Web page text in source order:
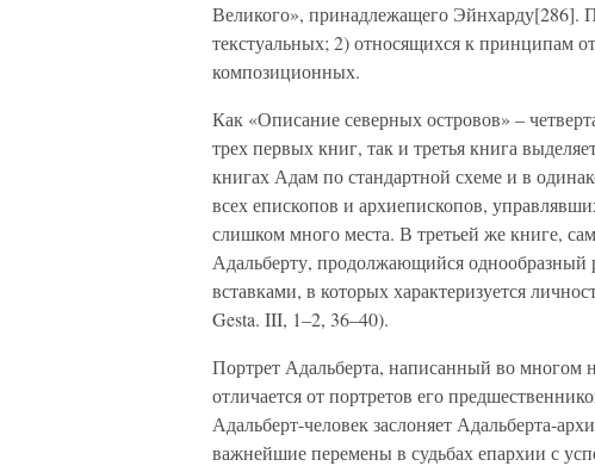
Великого», принадлежащего Эйнхарду[286].
текстуальных; 2) относящихся к принципам
композиционных.
Как «Описание северных островов» –
трех первых книг, так и третья книга
книгах Адам по стандартной схеме и в
всех епископов и архиепископов,
слишком много места. В третьей же книге,
Адальберту, продолжающийся однообразный
вставками, в которых характеризуется
Gesta. III, 1–2, 36–40).
Портрет Адальберта, написанный во многом
отличается от портретов его
Адальберт-человек заслоняет Адальберта-
важнейшие перемены в судьбах епархии с